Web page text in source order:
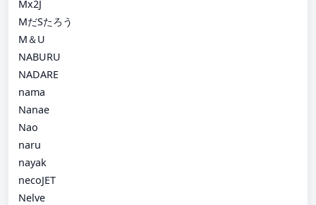
Mx2J
MだSたろう
M＆U
NABURU
NADARE
nama
Nanae
Nao
naru
nayak
necoJET
Nelve